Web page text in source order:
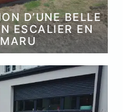
D’UNE BELLE
ESCALIER EN